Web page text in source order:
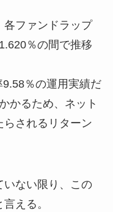
ファンドラップ
％の間で推移
％の運用実績だ
かるため、ネット
らされるリターン
ない限り、この
える。